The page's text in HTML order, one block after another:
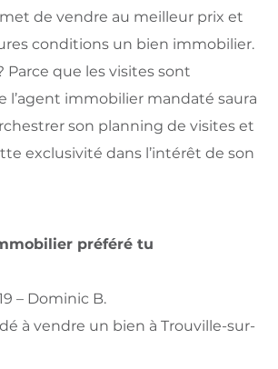
de vendre au meilleur prix et
conditions un bien immobilier.
Parce que les visites sont
l’agent immobilier mandaté saura
son planning de visites et
exclusivité dans l’intérêt de son
préféré tu
– Dominic B.
à vendre un bien à Trouville-sur-